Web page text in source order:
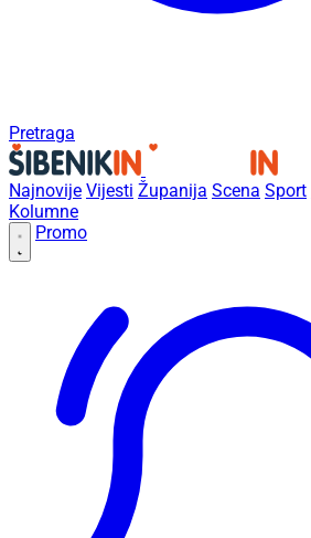
Pretraga
Najnovije Vijesti Županija Scena Sport
Kolumne
Promo